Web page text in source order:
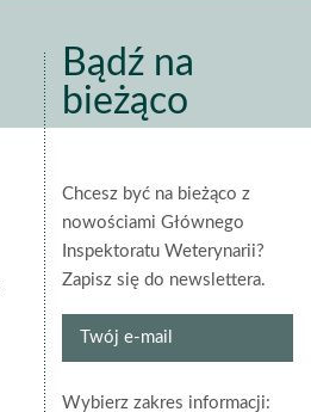
Bądź na
bieżąco
Chcesz być na bieżąco z
nowościami Głównego
Inspektoratu Weterynarii?
Zapisz się do newslettera.
Twój
Wybierz zakres informacji: